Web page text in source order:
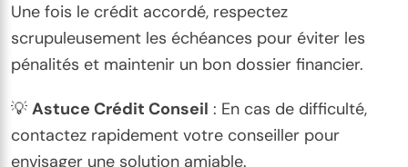
Une fois le crédit accordé, respectez
scrupuleusement les échéances pour éviter les
pénalités et maintenir un bon dossier financier.
💡 Astuce Crédit Conseil : En cas de difficulté,
contactez rapidement votre conseiller pour
envisager une solution amiable.